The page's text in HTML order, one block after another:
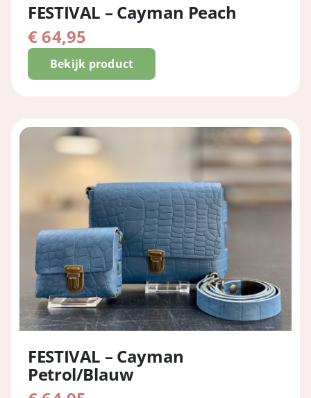
FESTIVAL – Cayman Peach
Bekijk product
€ 64,95
FESTIVAL – Cayman
Petrol/Blauw